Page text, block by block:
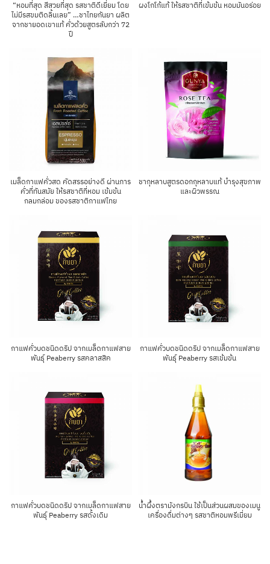
“หอมที่สุด สีสวยที่สุด รสชาติดีเยี่ยม โดย
ไม่มีรสขมติดลิ้นเลย” …ชาไทยกันยา ผลิต
จากชายอดเขาแท้ คั่วด้วยสูตรลับกว่า 72
ปี
ผงโกโก้แท้ ให้รสชาติที่เข้มข้น หอมมันอร่อย
เมล็ดกาแฟคั่วสด คัดสรรอย่างดี ผ่านการ
คั่วที่ทันสมัย ให้รสชาติที่หอม เข้มข้น
กลมกล่อม ของรสชาติกาแฟไทย
ชากุหลาบสูตรดอกกุหลาบแท้ บํารุงสุขภาพ
และผิวพรรณ
กาแฟคั่วบดชนิดดริป จากเมล็ดกาแฟสาย
พันธุ์ Peaberry รสคลาสสิค
กาแฟคั่วบดชนิดดริป จากเมล็ดกาแฟสาย
พันธุ์ Peaberry รสเข้มข้น
กาแฟคั่วบดชนิดดริป จากเมล็ดกาแฟสาย
พันธุ์ Peaberry รสดั้งเดิม
น้ำผึ้งตรามังกรบิน ใช้เป็นส่วนผสมของเมนู
เครื่องดื่มต่างๆ รสชาติหอมพรีเมี่ยม